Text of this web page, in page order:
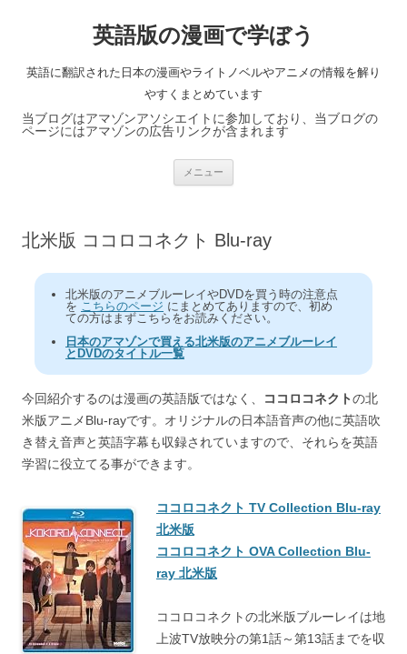
英語版の漫画で学ぼう
英語に翻訳された日本の漫画やライトノベルやアニメの情報を解り
やすくまとめています
当ブログはアマゾンアソシエイトに参加しており、当ブログの
ページにはアマゾンの広告リンクが含まれます
メニュー
ス
北米版 ココロコネクト Blu-ray
北米版のアニメブルーレイやDVDを買う時の注意点
を こちらのページ にまとめてありますので、初め
ての方はまずこちらをお読みください。
日本のアマゾンで買える北米版のアニメブルーレイ
とDVDのタイトル一覧
今回紹介するのは漫画の英語版ではなく、 ココロコネクトの北
米版アニメBlu-rayです。オリジナルの日本語音声の他に英語吹
き替え音声と英語字幕も収録されていますので、それらを英語
学習に役立てる事ができます。
ココロコネクト TV Collection Blu-ray
北米版
ココロコネクト OVA Collection Blu-
ray 北米版
ココロコネクトの北米版ブルーレイは地
上波TV放映分の第1話～第13話までを収